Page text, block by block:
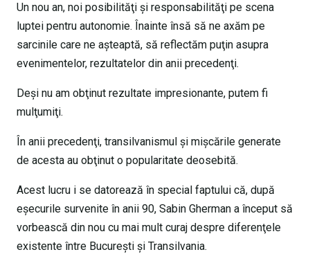
Un nou an, noi posibilităţi şi responsabilităţi pe scena
luptei pentru autonomie. Înainte însă să ne axăm pe
sarcinile care ne aşteaptă, să reflectăm puţin asupra
evenimentelor, rezultatelor din anii precedenţi.
Deşi nu am obţinut rezultate impresionante, putem fi
mulţumiţi.
În anii precedenţi, transilvanismul şi mişcările generate
de acesta au obţinut o popularitate deosebită.
Acest lucru i se datorează în special faptului că, după
eşecurile survenite în anii 90, Sabin Gherman a început să
vorbească din nou cu mai mult curaj despre diferenţele
existente între Bucureşti şi Transilvania.